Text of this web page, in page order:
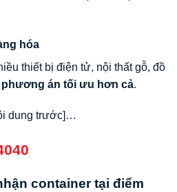
hóa
thiết bị điện tử, nội thất gỗ, đồ
án tối ưu hơn cả.
dung trước]…
container tại điểm